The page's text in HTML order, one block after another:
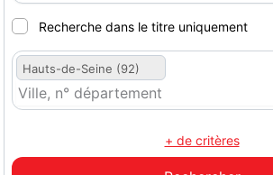
Recherche dans le titre uniquement
Hauts-de-Seine (92)
+ de critères